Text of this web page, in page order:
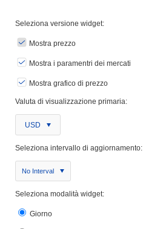
Seleziona versione widget:
Mostra prezzo
Mostra i paramentri dei mercati
Mostra grafico di prezzo
Valuta di visualizzazione primaria:
USD
Seleziona intervallo di aggiornamento:
No Interval
Seleziona modalità widget:
Giorno